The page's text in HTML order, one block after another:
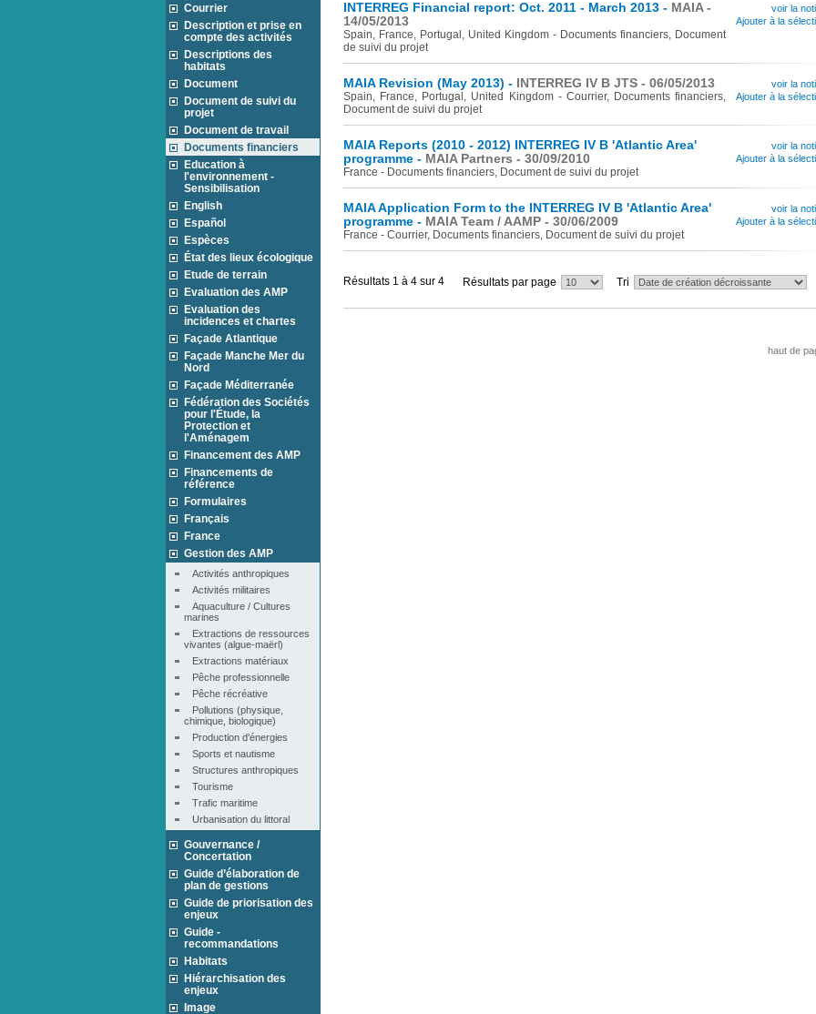
Courrier
Description et prise en
compte des activités
Descriptions des
habitats
Document
Document de suivi du
projet
Document de travail
Documents financiers
Education à
l'environnement -
Sensibilisation
English
Español
Espèces
État des lieux écologique
Etude de terrain
Evaluation des AMP
Evaluation des
incidences et chartes
Façade Atlantique
Façade Manche Mer du
Nord
Façade Méditerranée
Fédération des Sociétés
pour l'Étude, la
Protection et
l'Aménagem
Financement des AMP
Financements de
référence
Formulaires
Français
France
Gestion des AMP
Activités anthropiques
Activités militaires
Aquaculture / Cultures
marines
Extractions de ressources
vivantes (algue-maërl)
Extractions matériaux
Pêche professionnelle
Pêche récréative
Pollutions (physique,
chimique, biologique)
Production d'énergies
Sports et nautisme
Structures anthropiques
Tourisme
Trafic maritime
Urbanisation du littoral
Gouvernance /
Concertation
Guide d’élaboration de
plan de gestions
Guide de priorisation des
enjeux
Guide -
recommandations
Habitats
Hiérarchisation des
enjeux
Image
INTERREG Financial report: Oct. 2011 - March 2013 - MAIA -
14/05/2013
Spain, France, Portugal, United Kingdom - Documents financiers, Document
de suivi du projet
voir la
Ajouter à la
MAIA Revision (May 2013) - INTERREG IV B JTS - 06/05/2013
Spain, France, Portugal, United Kingdom - Courrier, Documents financiers,
Document de suivi du projet
voir la
Ajouter à la
MAIA Reports (2010 - 2012) INTERREG IV B 'Atlantic Area'
programme - MAIA Partners - 30/09/2010
France - Documents financiers, Document de suivi du projet
voir la
Ajouter à la
MAIA Application Form to the INTERREG IV B 'Atlantic Area'
programme - MAIA Team / AAMP - 30/06/2009
France - Courrier, Documents financiers, Document de suivi du projet
voir la
Ajouter à la
Résultats 1 à 4 sur 4 Résultats par page Tri
haut de